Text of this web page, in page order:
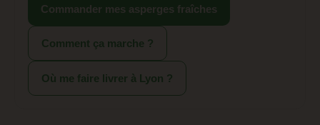
Commander mes asperges fraîches
Comment ça marche ?
Où me faire livrer à Lyon ?